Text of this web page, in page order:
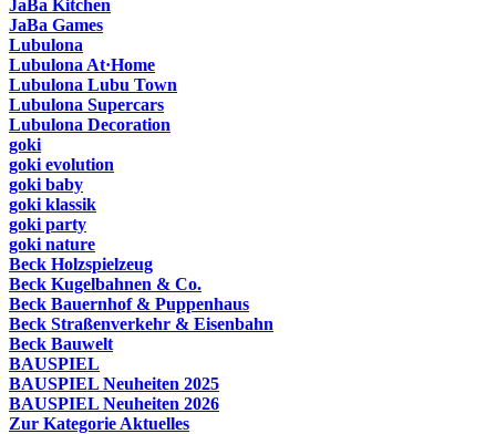
JaBa Kitchen
JaBa Games
Lubulona
Lubulona At·Home
Lubulona Lubu Town
Lubulona Supercars
Lubulona Decoration
goki
goki evolution
goki baby
goki klassik
goki party
goki nature
Beck Holzspielzeug
Beck Kugelbahnen & Co.
Beck Bauernhof & Puppenhaus
Beck Straßenverkehr & Eisenbahn
Beck Bauwelt
BAUSPIEL
BAUSPIEL Neuheiten 2025
BAUSPIEL Neuheiten 2026
Zur Kategorie Aktuelles